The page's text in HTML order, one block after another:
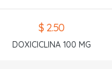
$ 2.50
DOXICICLINA 100 MG